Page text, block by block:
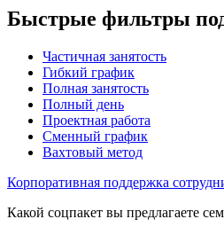
Быстрые фильтры
Частичная занятость
Гибкий график
Полная занятость
Полный день
Проектная работа
Сменный график
Вахтовый метод
Корпоративная поддержка
Какой соцпакет вы предлагаете